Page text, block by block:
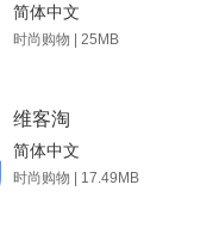
简体中文
时尚购物 | 25MB
维客淘
简体中文
时尚购物 | 17.49MB